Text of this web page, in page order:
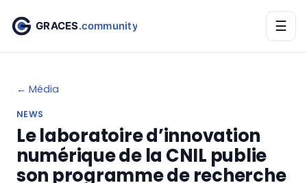
☰
← Média
NEWS
Le laboratoire d’innovation
numérique de la CNIL publie
son programme de recherche